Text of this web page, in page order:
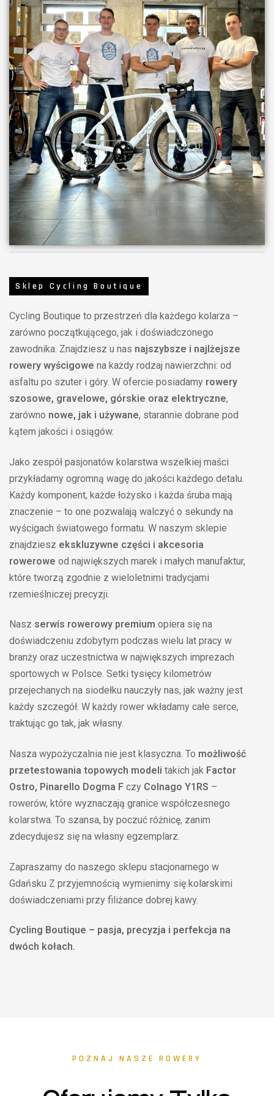
Sklep Cycling Boutique
Cycling Boutique to przestrzeń dla każdego kolarza –
zarówno początkującego, jak i doświadczonego
zawodnika. Znajdziesz u nas najszybsze i najlżejsze
rowery wyścigowe na każdy rodzaj nawierzchni: od
asfaltu po szuter i góry. W ofercie posiadamy rowery
szosowe, gravelowe, górskie oraz elektryczne,
zarówno nowe, jak i używane, starannie dobrane pod
kątem jakości i osiągów.
Jako zespół pasjonatów kolarstwa wszelkiej maści
przykładamy ogromną wagę do jakości każdego detalu.
Każdy komponent, każde łożysko i każda śruba mają
znaczenie – to one pozwalają walczyć o sekundy na
wyścigach światowego formatu. W naszym sklepie
znajdziesz ekskluzywne części i akcesoria
rowerowe od największych marek i małych manufaktur,
które tworzą zgodnie z wieloletnimi tradycjami
rzemieślniczej precyzji.
Nasz serwis rowerowy premium opiera się na
doświadczeniu zdobytym podczas wielu lat pracy w
branży oraz uczestnictwa w największych imprezach
sportowych w Polsce. Setki tysięcy kilometrów
przejechanych na siodełku nauczyły nas, jak ważny jest
każdy szczegół. W każdy rower wkładamy całe serce,
traktując go tak, jak własny.
Nasza wypożyczalnia nie jest klasyczna. To możliwość
przetestowania topowych modeli takich jak Factor
Ostro, Pinarello Dogma F czy Colnago Y1RS –
rowerów, które wyznaczają granice współczesnego
kolarstwa. To szansa, by poczuć różnicę, zanim
zdecydujesz się na własny egzemplarz.
Zapraszamy do naszego sklepu stacjonarnego w
Gdańsku Z przyjemnością wymienimy się kolarskimi
doświadczeniami przy filiżance dobrej kawy.
Cycling Boutique – pasja, precyzja i perfekcja na
dwóch kołach.
POZNAJ NASZE ROWERY